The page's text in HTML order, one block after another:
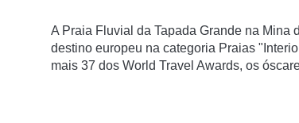
A Praia Fluvial da Tapada Grande na Mina
destino europeu na categoria Praias
mais 37 dos World Travel Awards, os